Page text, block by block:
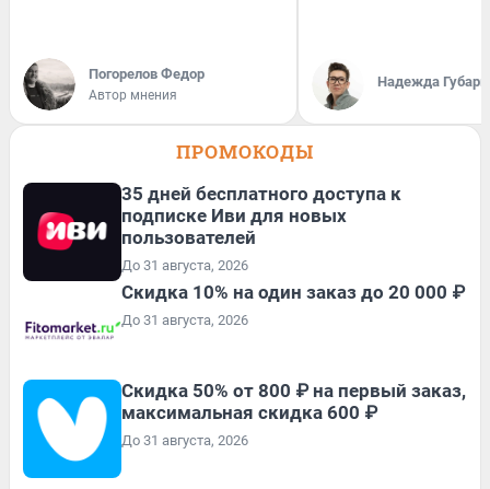
Погорелов Федор
Автор мнения
Надежда Губарь
ПРОМОКОДЫ
35 дней бесплатного доступа к
подписке Иви для новых
пользователей
До 31 августа, 2026
Скидка 10% на один заказ до 20 000 ₽
До 31 августа, 2026
Скидка 50% от 800 ₽ на первый заказ,
максимальная скидка 600 ₽
До 31 августа, 2026